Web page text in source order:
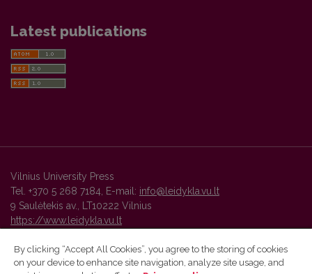
Latest publications
Vilnius University Press
Tel. +370 5 268 7184, E-mail: info@leidykla.vu.lt
9 Saulėtekis av., LT10222 Vilnius
https://www.leidykla.vu.lt
Vilnius University Press platform and metadata are distributed by
By clicking “Accept All Cookies”, you agree to the storing of cookies
on your device to enhance site navigation, analyze site usage, and